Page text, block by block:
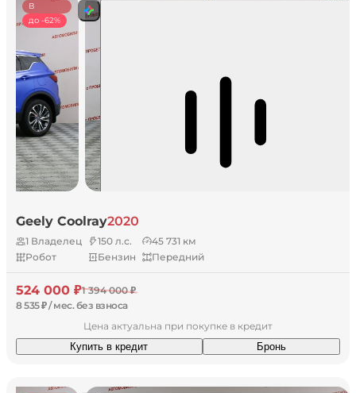
В
наличии
до -62%
Geely Coolray2020
1 Владелец 150 л.с.
45 731 км
Робот
Бензин Передний
524 000 ₽1 394 000 ₽
8 535 ₽ / мес. без взноса
Цена актуальна при покупке в кредит
Купить в кредит
Бронь